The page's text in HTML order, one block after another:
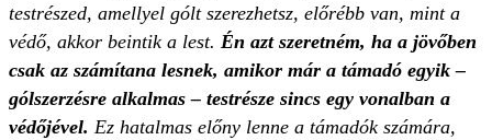
testrészed, amellyel gólt szerezhetsz, előrébb van, mint a
védő, akkor beintik a lest. Én azt szeretném, ha a jövőben
csak az számítana lesnek, amikor már a támadó egyik –
gólszerzésre alkalmas – testrésze sincs egy vonalban a
védőjével. Ez hatalmas előny lenne a támadók számára,